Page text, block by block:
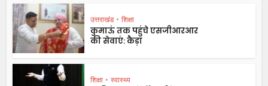
उत्तराखंड • शिक्षा
कुमाऊं तक पहुंचे एसजीआरआर
की सेवाएं: कैड़ा
शिक्षा • स्वास्थ्य